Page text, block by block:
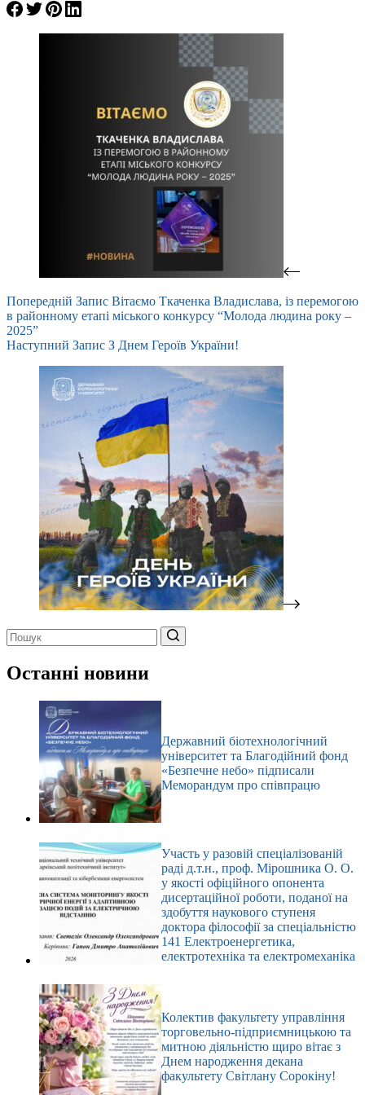
Попередній Запис Вітаємо Ткаченка Владислава, із перемогою
в районному етапі міського конкурсу “Молода людина року –
2025”
Наступний Запис З Днем Героїв України!
результатів
Останні новини
Державний біотехнологічний
університет та Благодійний фонд
«Безпечне небо» підписали
Меморандум про співпрацю
Участь у разовій спеціалізованій
раді д.т.н., проф. Мірошника О. О.
у якості офіційного опонента
дисертаційної роботи, поданої на
здобуття наукового ступеня
доктора філософії за спеціальністю
141 Електроенергетика,
електротехніка та електромеханіка
Колектив факультету управління
торговельно-підприємницькою та
митною діяльністю щиро вітає з
Днем народження декана
факультету Світлану Сорокіну!